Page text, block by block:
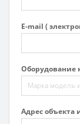
E-mail (
Оборудование
Адрес объекта